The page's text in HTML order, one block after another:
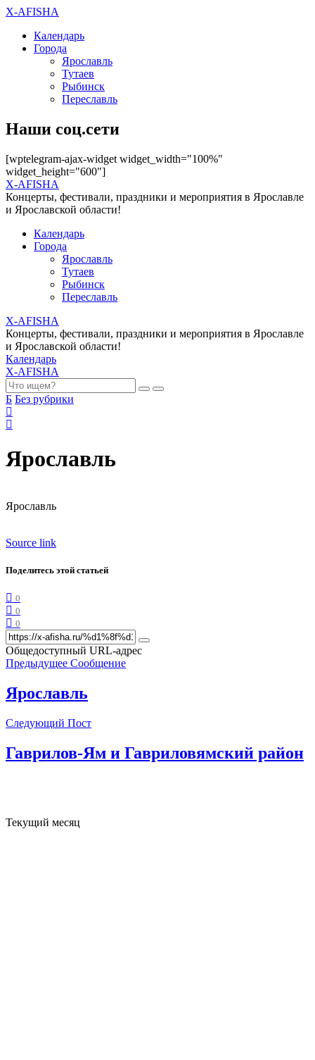
X-AFISHA
Календарь
Города
Ярославль
Тутаев
Рыбинск
Переславль
Наши соц.сети
[wptelegram-ajax-widget widget_width="100%"
widget_height="600"]
X-AFISHA
Концерты, фестивали, праздники и мероприятия в Ярославле
и Ярославской области!
Календарь
Города
Ярославль
Тутаев
Рыбинск
Переславль
X-AFISHA
Концерты, фестивали, праздники и мероприятия в Ярославле
и Ярославской области!
Календарь
X-AFISHA
Б Без рубрики
Ярославль
Ярославль
Source link
Поделитесь этой статьей
0
0
0
Общедоступный URL-адрес
Предыдущее Сообщение
Ярославль
Следующий Пост
Гаврилов-Ям и Гавриловямский район
Текущий месяц